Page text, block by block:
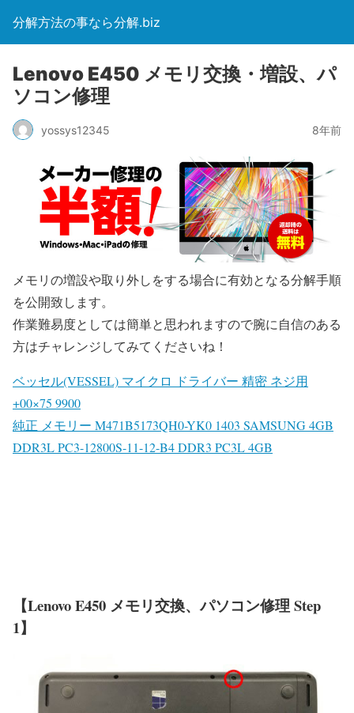
分解方法の事なら分解.biz
Lenovo E450 メモリ交換・増設、パ
ソコン修理
yossys12345 8年前
メモリの増設や取り外しをする場合に有効となる分解手順
を公開致します。
作業難易度としては簡単と思われますので腕に自信のある
方はチャレンジしてみてくださいね！
ベッセル(VESSEL) マイクロ ドライバー 精密 ネジ用
+00×75 9900
純正 メモリー M471B5173QH0-YK0 1403 SAMSUNG 4GB
DDR3L PC3-12800S-11-12-B4 DDR3 PC3L 4GB
【Lenovo E450 メモリ交換、パソコン修理 Step
1】